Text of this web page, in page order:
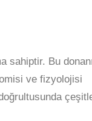
sahiptir. Bu
ve fizyolojisi